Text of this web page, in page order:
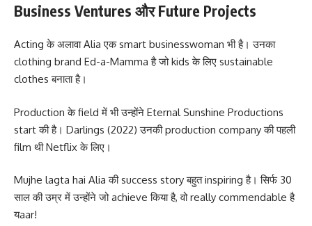
Business Ventures और Future Projects
Acting के अलावा Alia एक smart businesswoman भी है। उनका
clothing brand Ed-a-Mamma है जो kids के लिए sustainable
clothes बनाता है।
Production के field में भी उन्होंने Eternal Sunshine Productions
start की है। Darlings (2022) उनकी production company की पहली
film थी Netflix के लिए।
Mujhe lagta hai Alia की success story बहुत inspiring है। सिर्फ 30
साल की उम्र में उन्होंने जो achieve किया है, वो really commendable है
यaar!